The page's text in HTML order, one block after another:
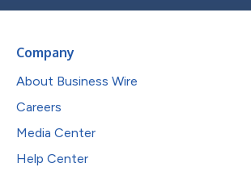
Company
About Business Wire
Careers
Media Center
Help Center